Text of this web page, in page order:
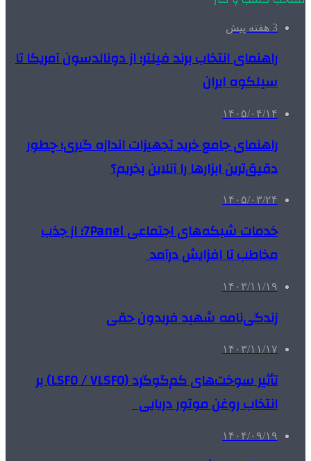
3 هفته پیش
راهنمای انتخاب برند فیلتر؛ از دونالدسون آمریکا تا
سیلکوه ایران
۱۴۰۵/۰۴/۱۴
راهنمای جامع خرید تجهیزات اندازه گیری؛ چطور
دقیق‌ترین ابزارها را آنلاین بخریم؟
۱۴۰۵/۰۳/۲۴
خدمات شبکه‌های اجتماعی 7Panel؛ از جذب
مخاطب تا افزایش درآمد
۱۴۰۳/۱۱/۱۹
زندگی‌نامه شهید فریدون حقی
۱۴۰۳/۱۱/۱۷
تأثیر سوخت‌های کم‌گوگرد (LSFO / VLSFO) بر
انتخاب روغن موتور دریایی
۱۴۰۴/۰۹/۱۹